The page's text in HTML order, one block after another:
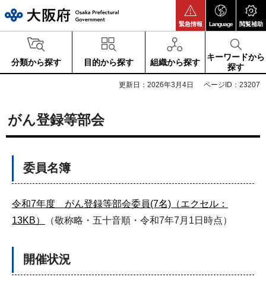
緊急情報 Language 閲覧補助
分類から探す 目的から探す 組織から探す
キーワードから
探す
更新日：2026年3月4日 ページID：23207
がん登録等部会
委員名簿
令和7年度 がん登録等部会委員(7名)（エクセル：
13KB）
（敬称略・五十音順・令和7年7月1日時点）
開催状況